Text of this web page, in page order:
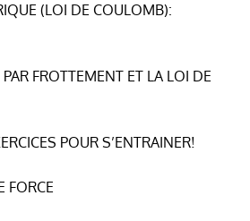
(LOI DE COULOMB):
PAR FROTTEMENT ET LA LOI DE
POUR S’ENTRAINER!
FORCE